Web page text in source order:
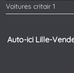
Voitures critair 1
Auto-ici Lille-